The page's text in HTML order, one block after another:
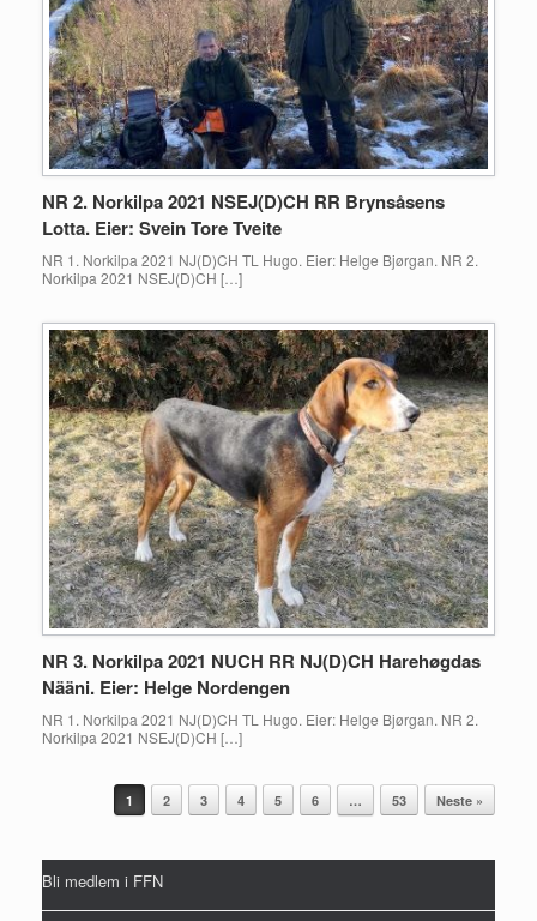
NR 2. Norkilpa 2021 NSEJ(D)CH RR Brynsåsens
Lotta. Eier: Svein Tore Tveite
NR 1. Norkilpa 2021 NJ(D)CH TL Hugo. Eier: Helge Bjørgan. NR 2.
Norkilpa 2021 NSEJ(D)CH […]
NR 3. Norkilpa 2021 NUCH RR NJ(D)CH Harehøgdas
Nääni. Eier: Helge Nordengen
NR 1. Norkilpa 2021 NJ(D)CH TL Hugo. Eier: Helge Bjørgan. NR 2.
Norkilpa 2021 NSEJ(D)CH […]
Post navigation
1 2 3 4 5 6 … 53 Neste »
Bli medlem i FFN